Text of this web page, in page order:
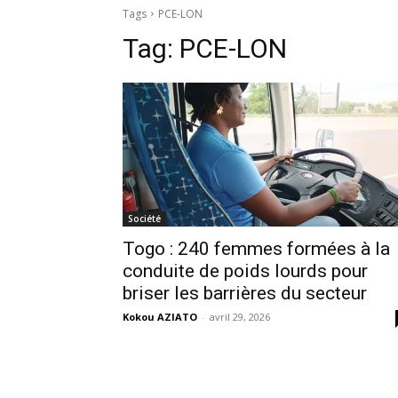
Tags PCE-LON
Tag: PCE-LON
Société
Togo : 240 femmes formées à la
conduite de poids lourds pour
briser les barrières du secteur
Kokou AZIATO - avril 29, 2026